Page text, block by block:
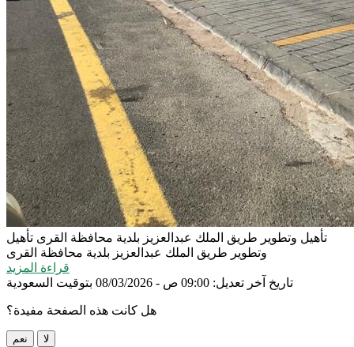
تأهيل وتطوير طريق الملك عبدالعزيز بلدية محافظة القرى تأهيل
وتطوير طريق الملك عبدالعزيز بلدية محافظة القرى
قراءة المزيد
تاريخ آخر تعديل: 09:00 ص - 08/03/2026 بتوقيت السعودية
هل كانت هذه الصفحة مفيدة؟
نعم لا